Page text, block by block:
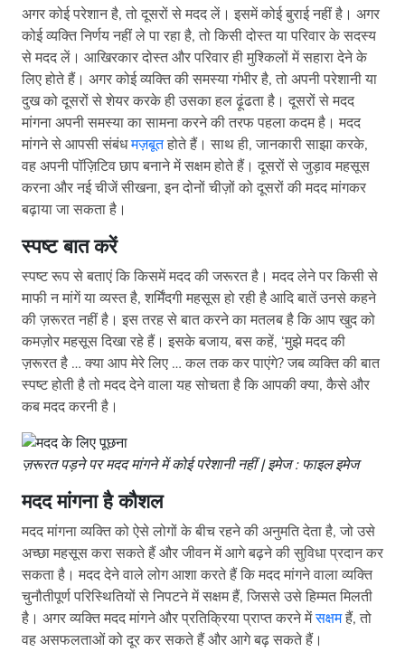
अगर कोई परेशान है, तो दूसरों से मदद लें। इसमें कोई बुराई नहीं है। अगर
कोई व्यक्ति निर्णय नहीं ले पा रहा है, तो किसी दोस्त या परिवार के सदस्य
से मदद लें। आखिरकार दोस्त और परिवार ही मुश्किलों में सहारा देने के
लिए होते हैं। अगर कोई व्यक्ति की समस्या गंभीर है, तो अपनी परेशानी या
दुख को दूसरों से शेयर करके ही उसका हल ढ़ूंढता है। दूसरों से मदद
मांगना अपनी समस्या का सामना करने की तरफ पहला कदम है। मदद
मांगने से आपसी संबंधमज़बूतहोते हैं। साथ ही, जानकारी साझा करके,
वह अपनी पॉज़िटिव छाप बनाने में सक्षम होते हैं। दूसरों से जुड़ाव महसूस
करना और नई चीजें सीखना, इन दोनों चीज़ों को दूसरों की मदद मांगकर
बढ़ाया जा सकता है।
स्पष्ट बात करें
स्पष्ट रूप से बताएं कि किसमें मदद की जरूरत है। मदद लेने पर किसी से
माफी न मांगें या व्यस्त है, शर्मिंदगी महसूस हो रही है आदि बातें उनसे कहने
की ज़रूरत नहीं है। इस तरह से बात करने का मतलब है कि आप खुद को
कमज़ोर महसूस दिखा रहे हैं। इसके बजाय, बस कहें, ‘मुझे मदद की
ज़रूरत है … क्या आप मेरे लिए … कल तक कर पाएंगे? जब व्यक्ति की बात
स्पष्ट होती है तो मदद देने वाला यह सोचता है कि आपकी क्या, कैसे और
कब मदद करनी है।
ज़रूरत पड़ने पर मदद मांगने में कोई परेशानी नहीं | इमेज : फाइल इमेज
मदद मांगना है कौशल
मदद मांगना व्यक्ति को ऐसे लोगों के बीच रहने की अनुमति देता है, जो उसे
अच्छा महसूस करा सकते हैं और जीवन में आगे बढ़ने की सुविधा प्रदान कर
सकता है। मदद देने वाले लोग आशा करते हैं कि मदद मांगने वाला व्यक्ति
चुनौतीपूर्ण परिस्थितियों से निपटने में सक्षम हैं, जिससे उसे हिम्मत मिलती
है। अगर व्यक्ति मदद मांगने और प्रतिक्रिया प्राप्त करने मेंसक्षमहैं, तो
वह असफलताओं को दूर कर सकते हैं और आगे बढ़ सकते हैं।